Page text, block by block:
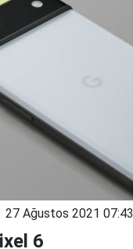
27 Ağustos 2021 07:43
6